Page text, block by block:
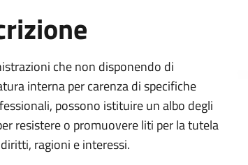
che non disponendo di
interna per carenza di specifiche
possono istituire un albo degli
resistere o promuovere liti per la tutela
ragioni e interessi.